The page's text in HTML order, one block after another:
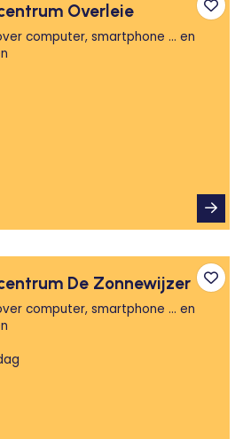
Overleie
computer, smartphone ... en
De Zonnewijzer
computer, smartphone ... en